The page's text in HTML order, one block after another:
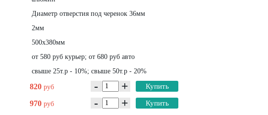
Диаметр отверстия под черенок 36мм
2мм
500х380мм
от 580 руб курьер; от 680 руб авто
свыше 25т.р - 10%; свыше 50т.р - 20%
820 руб - + Купить
970 руб - + Купить